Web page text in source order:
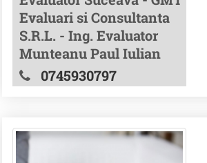
Evaluari si Consultanta
S.R.L. - Ing. Evaluator
Munteanu Paul Iulian
0745930797